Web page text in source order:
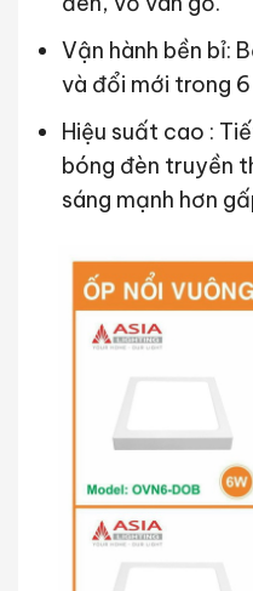
Vận hành bền bỉ:
và đổi mới trong
Hiệu suất cao :
bóng đèn truyền
sáng mạnh hơn